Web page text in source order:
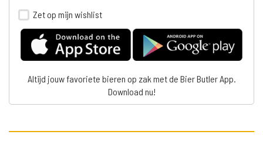
Zet op mijn wishlist
Altijd jouw favoriete bieren op zak met de Bier Butler App.
Download nu!